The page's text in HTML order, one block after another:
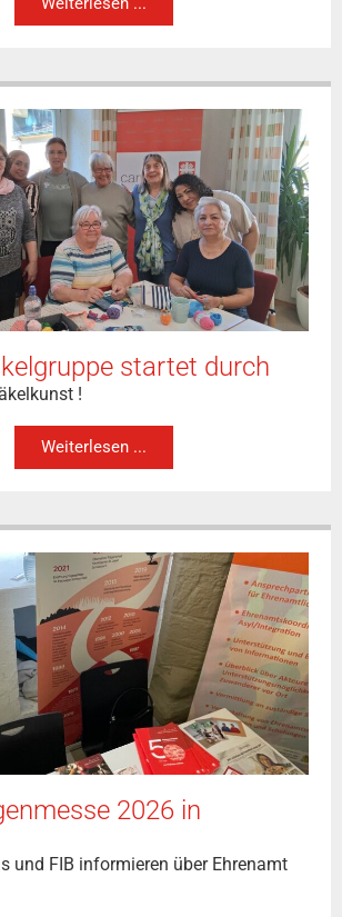
startet durch
!
Weiterlesen ...
2026 in
und FIB informieren über Ehrenamt